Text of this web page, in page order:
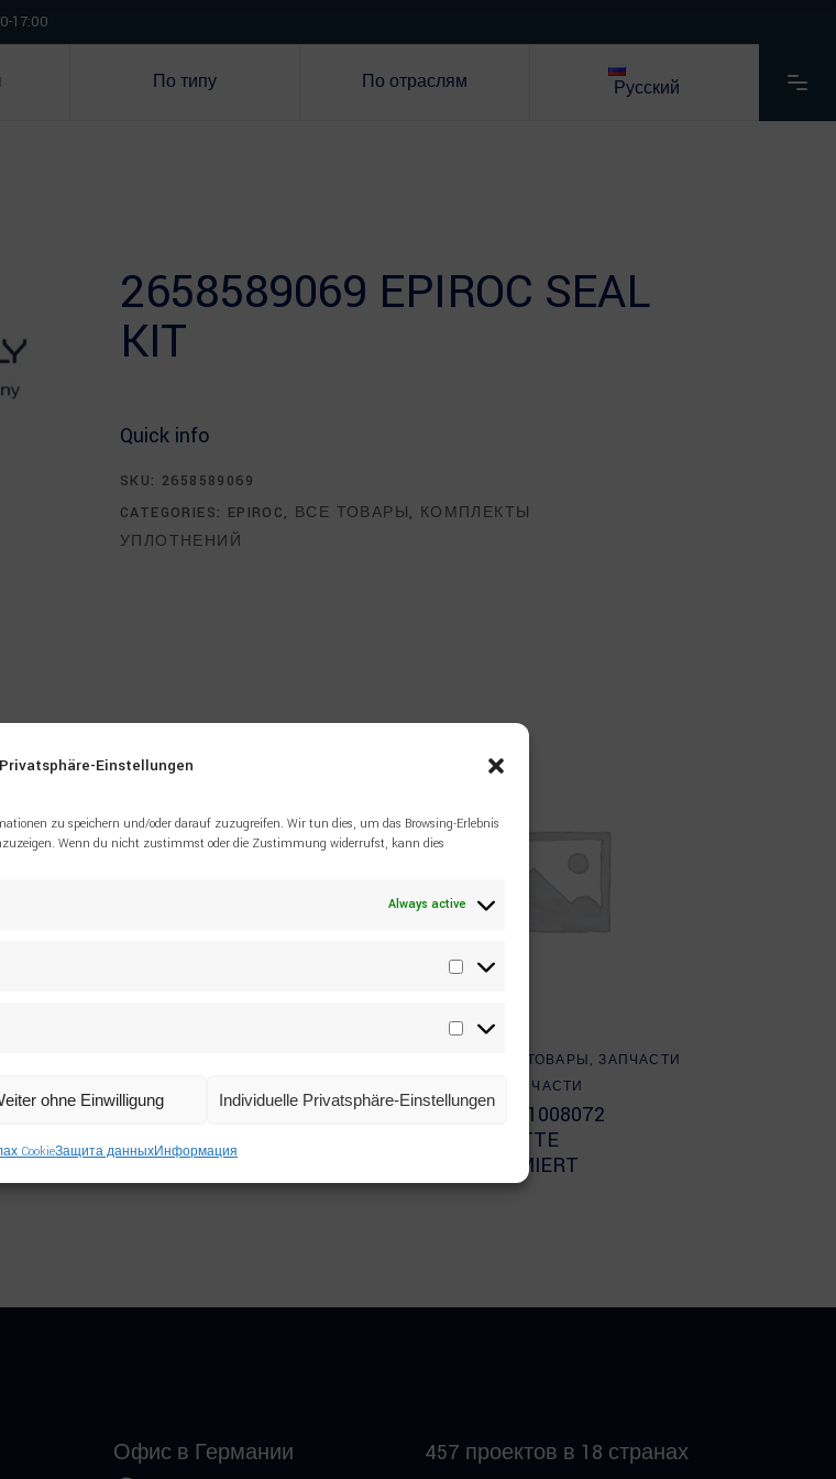
Privatsphäre-Einstellungen
zu speichern und/oder darauf zuzugreifen. Wir tun dies, um das Browsing-Erlebnis
Wenn du nicht zustimmst oder die Zustimmung widerrufst, kann dies
Always active
Statistiken
Marketing
ohne Einwilligung Individuelle Privatsphäre-Einstellungen
CookieЗащита данныхИнформация
17:00
По типу По отраслям Русский
2658589069 EPIROC SEAL
KIT
Quick info
SKU: 2658589069
CATEGORIES: EPIROC, ВСЕ ТОВАРЫ, КОМПЛЕКТЫ
УПЛОТНЕНИЙ
EPIROC 3115350781 Hydraulic
Motor
Read more
ВСЕ ТОВАРЫ ,ЗАПЧАСТИ
ДЛЯ ХОДОВОЙ ЧАСТИ
LIEBHERR 11008072
RAUPENKETTE
OELGESCHMIERT
Офис в Германии 457 проектов в 18 странах